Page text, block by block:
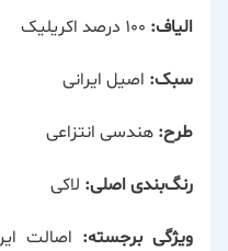
الیاف:
سبک: اصیل ایرانی
طرح: هندسی انتزاعی
رنگ‌بندی اصلی: لاکی
ویژگی برجسته: اصالت